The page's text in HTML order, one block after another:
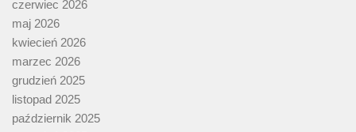
czerwiec 2026
maj 2026
kwiecień 2026
marzec 2026
grudzień 2025
listopad 2025
październik 2025